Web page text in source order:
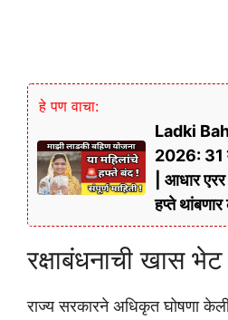
हे पण वाचा:
Ladki
2026: 31
| आधार
हप्ते
रक्षाबंधनाची खास भेट
राज्य सरकारने अधिकृत घोषणा